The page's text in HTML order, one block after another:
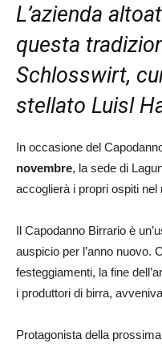
L’azienda
questa
Schlosswirt,
stellato Luisl
In occasione del
novembre, la sede di
accoglierà i propri ospiti nel
Il Capodanno Birrario è
auspicio per l’anno nuovo.
festeggiamenti, la fine
i produttori di birra,
Protagonista della